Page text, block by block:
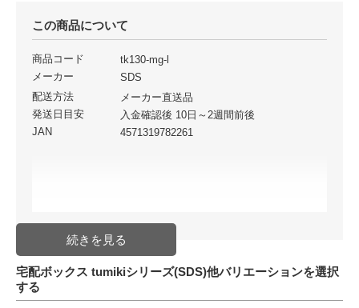
この商品について
商品コード
tk130-mg-l
メーカー
SDS
配送方法
メーカー直送品
発送日目安
入金確認後 10日～2週間前後
JAN
4571319782261
宅配ボックス tumikiシリーズ(SDS)他バリエーションを選択
する